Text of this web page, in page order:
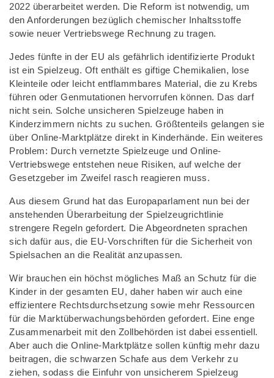
2022 überarbeitet werden. Die Reform ist notwendig, um
den Anforderungen bezüglich chemischer Inhaltsstoffe
sowie neuer Vertriebswege Rechnung zu tragen.
Jedes fünfte in der EU als gefährlich identifizierte Produkt
ist ein Spielzeug. Oft enthält es giftige Chemikalien, lose
Kleinteile oder leicht entflammbares Material, die zu Krebs
führen oder Genmutationen hervorrufen können. Das darf
nicht sein. Solche unsicheren Spielzeuge haben in
Kinderzimmern nichts zu suchen. Größtenteils gelangen sie
über Online-Marktplätze direkt in Kinderhände. Ein weiteres
Problem: Durch vernetzte Spielzeuge und Online-
Vertriebswege entstehen neue Risiken, auf welche der
Gesetzgeber im Zweifel rasch reagieren muss.
Aus diesem Grund hat das Europaparlament nun bei der
anstehenden Überarbeitung der Spielzeugrichtlinie
strengere Regeln gefordert. Die Abgeordneten sprachen
sich dafür aus, die EU-Vorschriften für die Sicherheit von
Spielsachen an die Realität anzupassen.
Wir brauchen ein höchst mögliches Maß an Schutz für die
Kinder in der gesamten EU, daher haben wir auch eine
effizientere Rechtsdurchsetzung sowie mehr Ressourcen
für die Marktüberwachungsbehörden gefordert. Eine enge
Zusammenarbeit mit den Zollbehörden ist dabei essentiell.
Aber auch die Online-Marktplätze sollen künftig mehr dazu
beitragen, die schwarzen Schafe aus dem Verkehr zu
ziehen, sodass die Einfuhr von unsicherem Spielzeug